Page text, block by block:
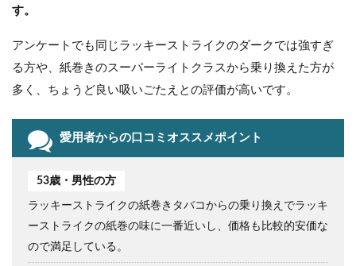
す。
アンケートでも同じラッキーストライクのダークでは強すぎ
る方や、紙巻きのスーパーライトクラスから乗り換えた方が
多く、ちょうど良い吸いごたえとの評価が高いです。
愛用者からの口コミオススメポイント
53歳・男性の方
ラッキーストライクの紙巻きタバコからの乗り換えでラッキ
ーストライクの紙巻の味に一番近いし、価格も比較的安価な
ので満足している。